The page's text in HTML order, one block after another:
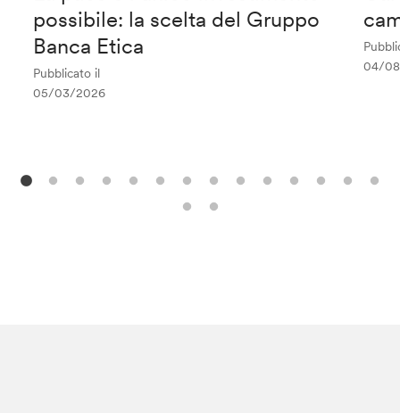
possibile: la scelta del Gruppo
Banca Etica
Pubblicato il
05/03/2026
04/